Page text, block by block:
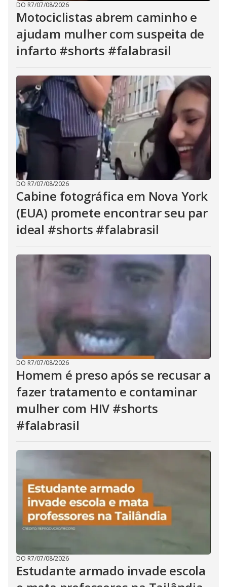
DO R7/07/08/2026
Motociclistas abrem caminho e
ajudam mulher com suspeita de
infarto #shorts #falabrasil
DO R7/07/08/2026
Cabine fotográfica em Nova York
(EUA) promete encontrar seu par
ideal #shorts #falabrasil
DO R7/07/08/2026
Homem é preso após se recusar a
fazer tratamento e contaminar
mulher com HIV #shorts
#falabrasil
DO R7/07/08/2026
Estudante armado invade escola